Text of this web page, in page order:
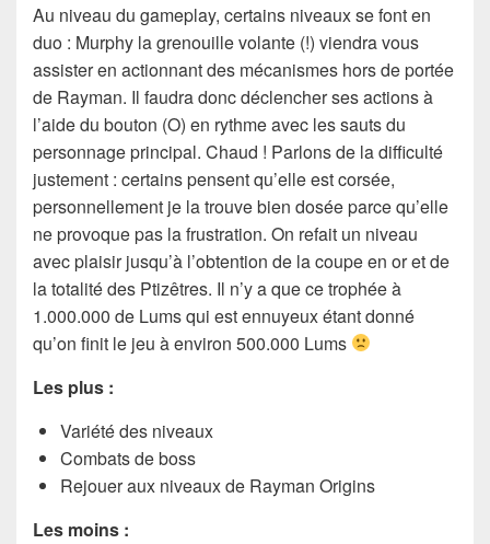
Au niveau du gameplay, certains niveaux se font en
duo : Murphy la grenouille volante (!) viendra vous
assister en actionnant des mécanismes hors de portée
de Rayman. Il faudra donc déclencher ses actions à
l’aide du bouton (O) en rythme avec les sauts du
personnage principal. Chaud ! Parlons de la difficulté
justement : certains pensent qu’elle est corsée,
personnellement je la trouve bien dosée parce qu’elle
ne provoque pas la frustration. On refait un niveau
avec plaisir jusqu’à l’obtention de la coupe en or et de
la totalité des Ptizêtres. Il n’y a que ce trophée à
1.000.000 de Lums qui est ennuyeux étant donné
qu’on finit le jeu à environ 500.000 Lums
Les plus :
Variété des niveaux
Combats de boss
Rejouer aux niveaux de Rayman Origins
Les moins :